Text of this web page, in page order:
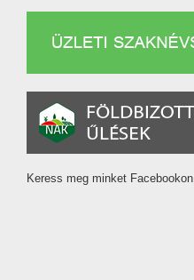
Keress meg minket Facebookon